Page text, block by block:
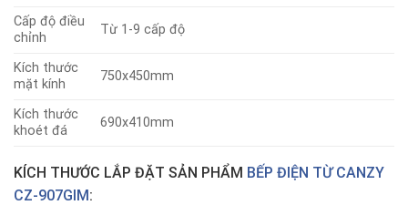
Cấp độ điều
chỉnh
Từ 1-9 cấp độ
Kích thước
mặt kính
750x450mm
Kích thước
khoét đá
690x410mm
KÍCH THƯỚC LẮP ĐẶT SẢN PHẨM BẾP ĐIỆN TỪ CANZY
CZ-907GIM: